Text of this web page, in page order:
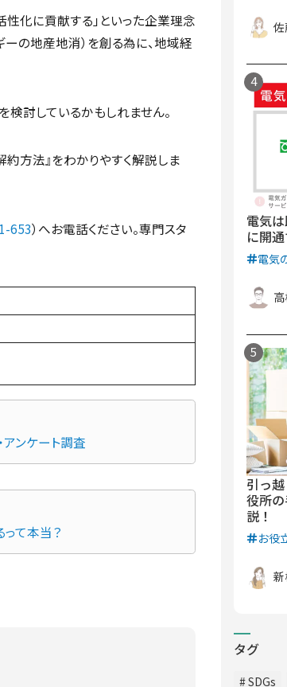
化に貢献する」といった企業理念
の地産地消）を創る為に、地域経
検討しているかもしれません。
約方法』をわかりやすく解説しま
653）へお電話ください。専門スタ
ンケート調査
て本当？
電気
に開
電気
引っ
役所
説！
お役
タグ
SDGs